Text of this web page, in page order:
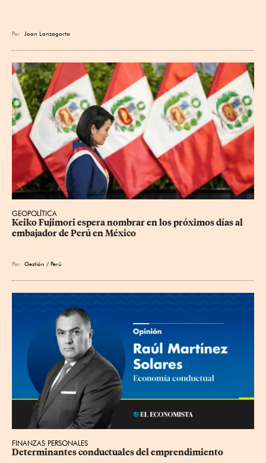
Por Joan Lanzagorta
GEOPOLÍTICA
Keiko Fujimori espera nombrar en los próximos días al
embajador de Perú en México
Por Gestión / Perú
FINANZAS PERSONALES
Determinantes conductuales del emprendimiento